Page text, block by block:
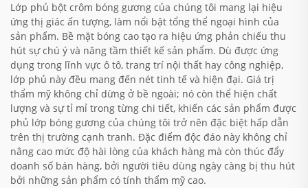
Lớp phủ bột crôm bóng gương của chúng tôi mang lại hiệu
ứng thị giác ấn tượng, làm nổi bật tổng thể ngoại hình của
sản phẩm. Bề mặt bóng cao tạo ra hiệu ứng phản chiếu thu
hút sự chú ý và nâng tầm thiết kế sản phẩm. Dù được ứng
dụng trong lĩnh vực ô tô, trang trí nội thất hay công nghiệp,
lớp phủ này đều mang đến nét tinh tế và hiện đại. Giá trị
thẩm mỹ không chỉ dừng ở bề ngoài; nó còn thể hiện chất
lượng và sự tỉ mỉ trong từng chi tiết, khiến các sản phẩm được
phủ lớp bóng gương của chúng tôi trở nên đặc biệt hấp dẫn
trên thị trường cạnh tranh. Đặc điểm độc đáo này không chỉ
nâng cao mức độ hài lòng của khách hàng mà còn thúc đẩy
doanh số bán hàng, bởi người tiêu dùng ngày càng bị thu hút
bởi những sản phẩm có tính thẩm mỹ cao.